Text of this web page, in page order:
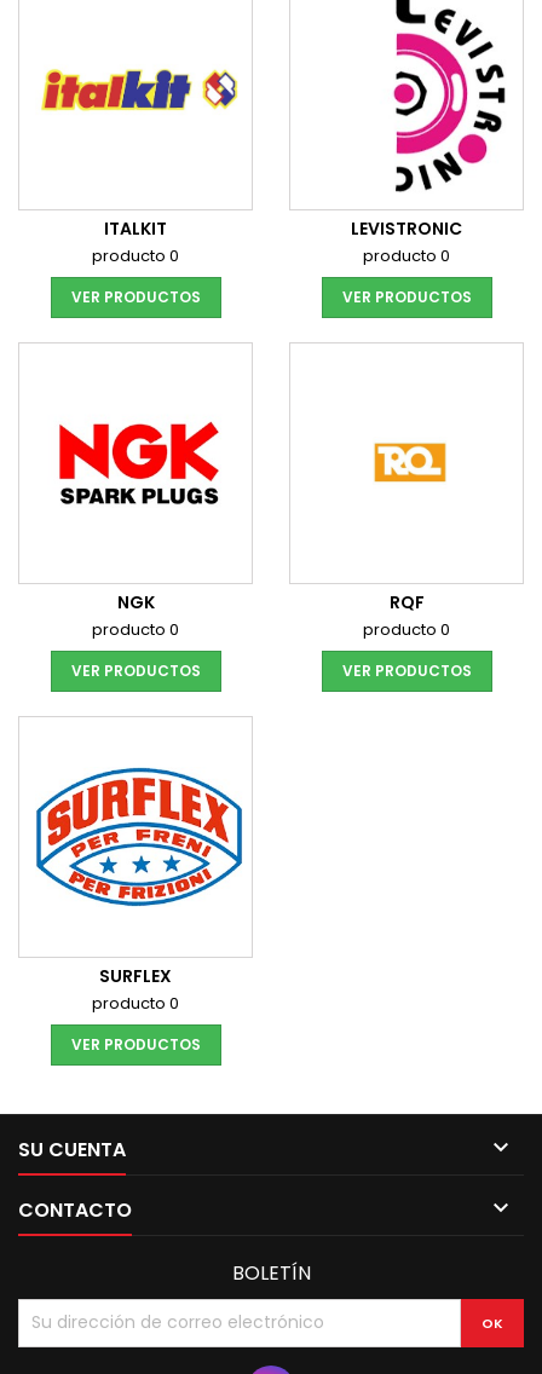
ITALKIT
producto 0
VER PRODUCTOS
LEVISTRONIC
producto 0
VER PRODUCTOS
NGK
producto 0
VER PRODUCTOS
RQF
producto 0
VER PRODUCTOS
SURFLEX
producto 0
VER PRODUCTOS
SU CUENTA 
CONTACTO 
BOLETÍN